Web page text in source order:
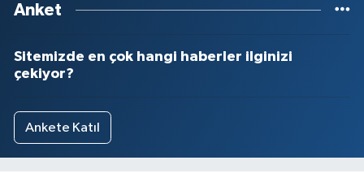
Anket
Sitemizde en çok hangi haberler ilginizi
çekiyor?
Ankete Katıl
Yozgat Müftülüğü
Zonguldak Müftülüğü